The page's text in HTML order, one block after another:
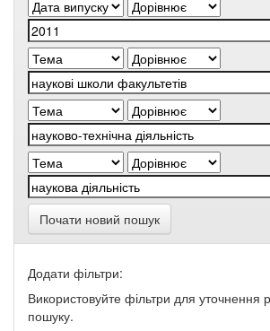
Почати новий пошук
Додати фільтри:
Використовуйте фільтри для уточнення
пошуку.